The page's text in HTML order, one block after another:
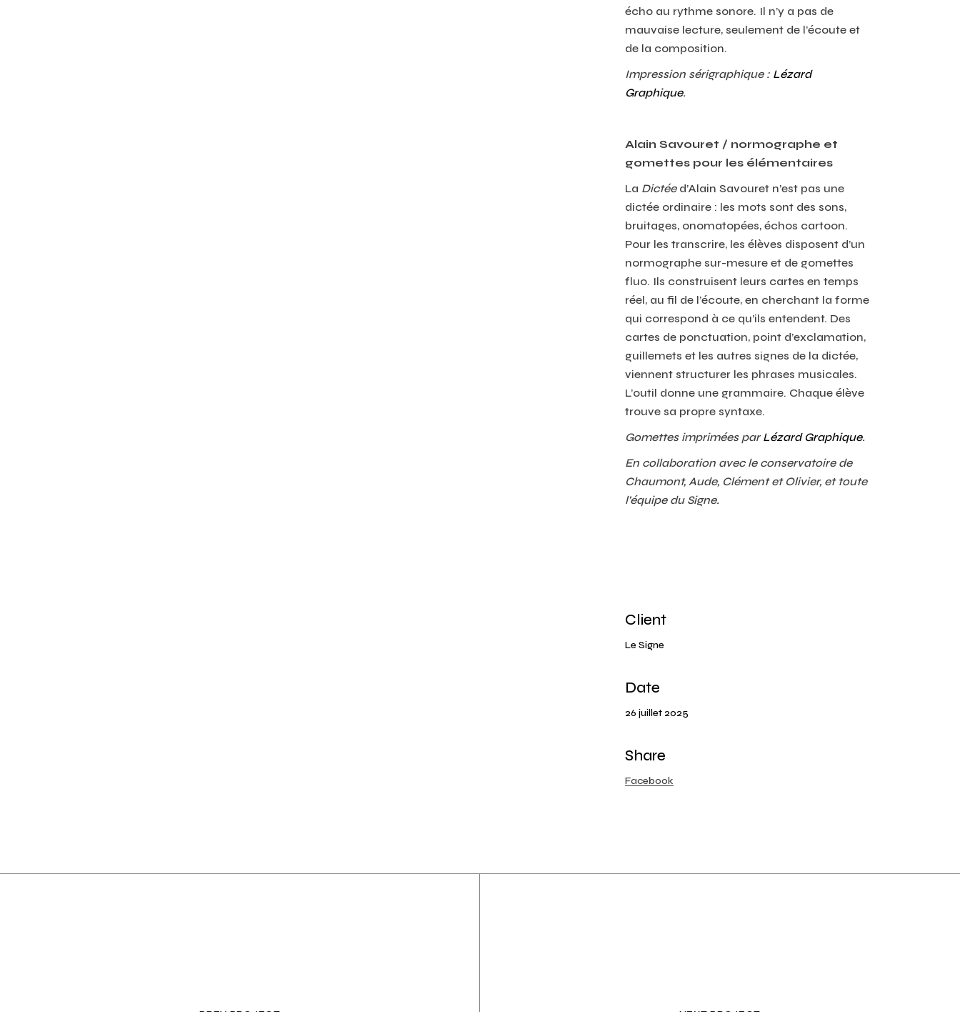
écho au rythme sonore. Il n’y a pas de
mauvaise lecture, seulement de l’écoute et
de la composition.
Impression sérigraphique : Lézard
Graphique.
Alain Savouret / normographe et
gomettes pour les élémentaires
La Dictéed’Alain Savouret n’est pas une
dictée ordinaire : les mots sont des sons,
bruitages, onomatopées, échos cartoon.
Pour les transcrire, les élèves disposent d’un
normographe sur-mesure et de gomettes
fluo. Ils construisent leurs cartes en temps
réel, au fil de l’écoute, en cherchant la forme
qui correspond à ce qu’ils entendent. Des
cartes de ponctuation, point d’exclamation,
guillemets et les autres signes de la dictée,
viennent structurer les phrases musicales.
L’outil donne une grammaire. Chaque élève
trouve sa propre syntaxe.
Gomettes imprimées parLézard Graphique.
En collaboration avec le conservatoire de
Chaumont, Aude, Clément et Olivier, et toute
l’équipe du Signe.
Client
Le Signe
Date
26 juillet 2025
Share
Facebook